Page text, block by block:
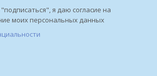
я даю согласие на
моих персональных данных